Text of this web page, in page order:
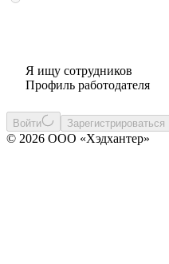
Я ищу сотрудников
Профиль работодателя
Войти Зарегистрироваться
© 2026 ООО «Хэдхантер»